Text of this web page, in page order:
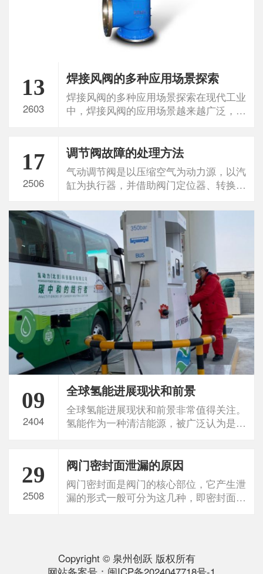
13
2603
焊接风阀的多种应用场景探索
焊接风阀的多种应用场景探索在现代工业
中，焊接风阀的应用场景越来越广泛，从
17
2506
调节阀故障的处理方法
气动调节阀是以压缩空气为动力源，以汽
缸为执行器，并借助阀门定位器、转换器
09
2404
全球氢能进展现状和前景
全球氢能进展现状和前景非常值得关注。
氢能作为一种清洁能源，被广泛认为是能
29
2508
阀门密封面泄漏的原因
阀门密封面是阀门的核心部位，它产生泄
漏的形式一般可分为这几种，即密封面的
Copyright © 泉州创跃 版权所有